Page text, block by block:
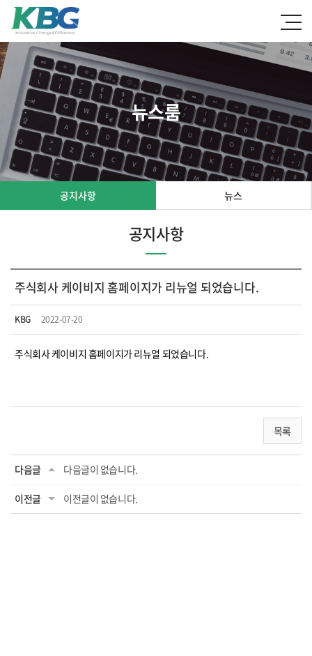
뉴스룸
공지사항 뉴스
공지사항
주식회사 케이비지 홈페이지가 리뉴얼 되었습니다.
KBG 2022-07-20
주식회사 케이비지 홈페이지가 리뉴얼 되었습니다.
목록
다음글 다음글이 없습니다.
이전글 이전글이 없습니다.